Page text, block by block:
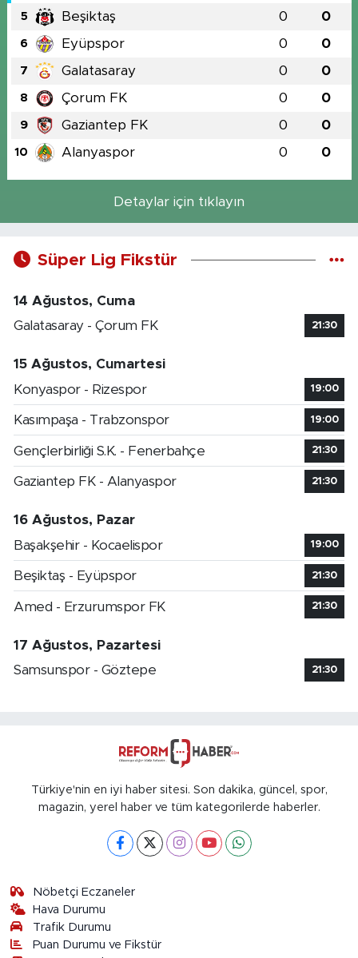
5 Beşiktaş 0 0
6 Eyüpspor 0 0
7 Galatasaray 0 0
8 Çorum FK 0 0
9 Gaziantep FK 0 0
10 Alanyaspor 0 0
Detaylar için tıklayın
Süper Lig Fikstür
14 Ağustos, Cuma
Galatasaray - Çorum FK
21:30
15 Ağustos, Cumartesi
Konyaspor - Rizespor
19:00
Kasımpaşa - Trabzonspor 19:00
Gençlerbirliği S.K. - Fenerbahçe 21:30
Gaziantep FK - Alanyaspor 21:30
16 Ağustos, Pazar
Başakşehir - Kocaelispor
19:00
Beşiktaş - Eyüpspor 21:30
Amed - Erzurumspor FK 21:30
17 Ağustos, Pazartesi
Samsunspor - Göztepe
21:30
Türkiye'nin en iyi haber sitesi. Son dakika, güncel, spor,
magazin, yerel haber ve tüm kategorilerde haberler.
Nöbetçi Eczaneler
Hava Durumu
Trafik Durumu
Puan Durumu ve Fikstür